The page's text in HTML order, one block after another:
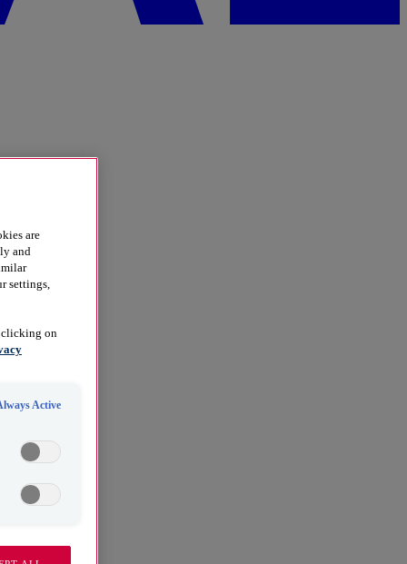
are
and
settings,
clicking on
Active